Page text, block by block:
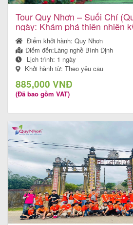
Cảm
nhận
khách
hàng
Tuyển
Liên
hệ
Tour Quy Nhơn – Suối Chí
ngày: Khám phá thiên nhiên
Điểm khởi hành:Quy Nhơn
Điểm đến:Làng nghề Bình Định
Lịch trình: 1 ngày
Khởi hành từ: Theo yêu cầu
885,000 VNĐ
(Đã bao gồm VAT)